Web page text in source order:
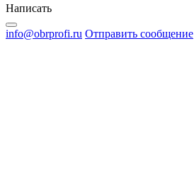
Написать
info@obrprofi.ru Отправить сообщение